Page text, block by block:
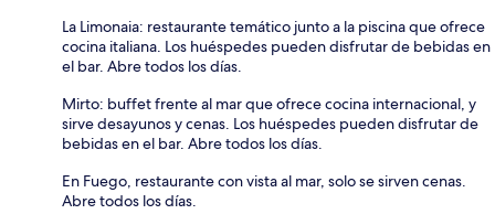
La Limonaia: restaurante temático junto a la piscina que ofrece
cocina italiana. Los huéspedes pueden disfrutar de bebidas en
el bar. Abre todos los días.
Mirto: buffet frente al mar que ofrece cocina internacional, y
sirve desayunos y cenas. Los huéspedes pueden disfrutar de
bebidas en el bar. Abre todos los días.
En Fuego, restaurante con vista al mar, solo se sirven cenas.
Abre todos los días.